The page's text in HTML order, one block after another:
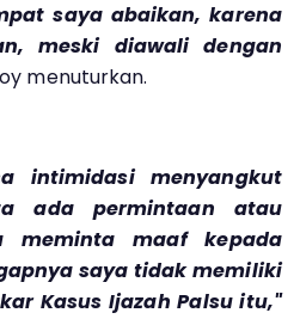
saya abaikan, karena
meski diawali dengan
menuturkan.
intimidasi menyangkut
ada permintaan atau
meminta maaf kepada
saya tidak memiliki
Kasus Ijazah Palsu itu,"